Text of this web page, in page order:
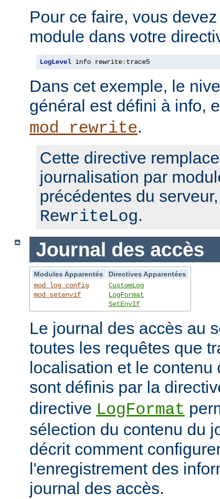
Pour ce faire, vous
module dans votre
LogLevel info rewrite: trace5
Dans cet exemple, le
général est défini à info,
mod_rewrite.
Cette directive
journalisation par
précédentes du
RewriteLog.
Journal des accès
Modules Apparentés
Directives Apparentées
mod_log_config
mod_setenvif
CustomLog
LogFormat
SetEnvIf
Le journal des accès au
toutes les requêtes que
localisation et le
sont définis par la
directive LogFormat
sélection du contenu du
décrit comment
l'enregistrement des
journal des accès.